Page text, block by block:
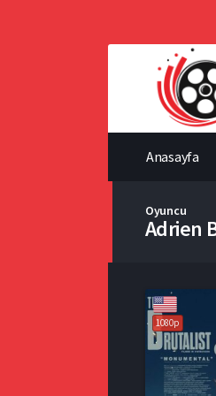
Anasayfa
Oyuncu
Adrien
1080p